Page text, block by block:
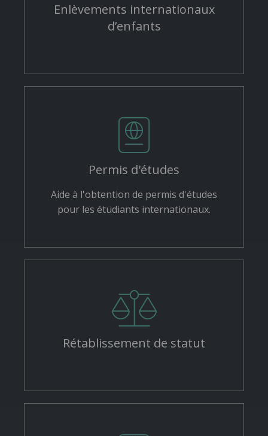
Enlèvements internationaux
d’enfants
Permis d'études
Aide à l'obtention de permis d'études
pour les étudiants internationaux.
Rétablissement de statut